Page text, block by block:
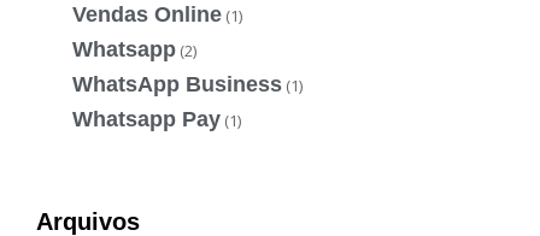
Vendas Online (1)
Whatsapp (2)
WhatsApp Business (1)
Whatsapp Pay (1)
Arquivos